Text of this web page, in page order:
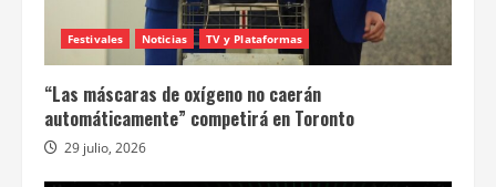
Festivales Noticias TV y Plataformas
“Las máscaras de oxígeno no caerán
automáticamente” competirá en Toronto
29 julio, 2026